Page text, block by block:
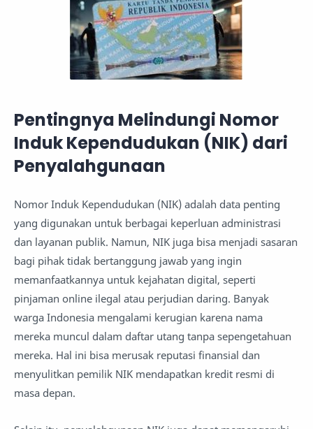
Pentingnya Melindungi Nomor
Induk Kependudukan (NIK) dari
Penyalahgunaan
Nomor Induk Kependudukan (NIK) adalah data penting
yang digunakan untuk berbagai keperluan administrasi
dan layanan publik. Namun, NIK juga bisa menjadi sasaran
bagi pihak tidak bertanggung jawab yang ingin
memanfaatkannya untuk kejahatan digital, seperti
pinjaman online ilegal atau perjudian daring. Banyak
warga Indonesia mengalami kerugian karena nama
mereka muncul dalam daftar utang tanpa sepengetahuan
mereka. Hal ini bisa merusak reputasi finansial dan
menyulitkan pemilik NIK mendapatkan kredit resmi di
masa depan.